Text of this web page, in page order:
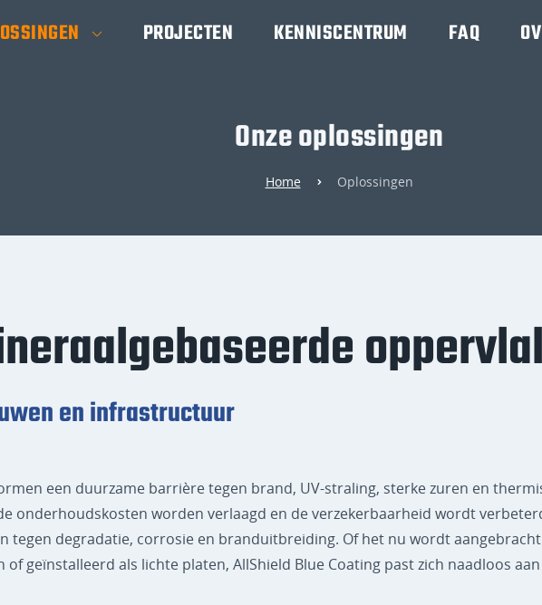
PROJECTEN KENNISCENTRUM FAQ
Onze oplossingen
Home Oplossingen
en infrastructuur
een duurzame barrière tegen brand, UV-straling, sterke zuren en
onderhoudskosten worden verlaagd en de verzekerbaarheid wordt
tegen degradatie, corrosie en branduitbreiding. Of het nu wordt
geïnstalleerd als lichte platen, AllShield Blue Coating past zich naadloos